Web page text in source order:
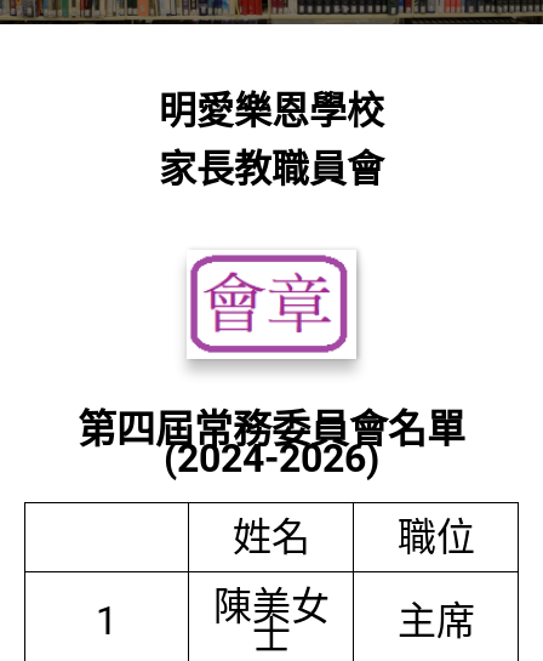
明愛樂恩學校
家長教職員會
第四屆常務委員會名單
(2024-2026)
姓名
職位
1
陳美女
士 主席